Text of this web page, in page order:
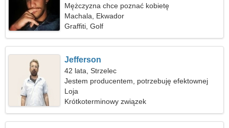
Mężczyzna chce poznać kobietę
Machala, Ekwador
Graffiti, Golf
Jefferson
42 lata, Strzelec
Jestem producentem, potrzebuję efektownej
kobiety
Loja
Krótkoterminowy związek